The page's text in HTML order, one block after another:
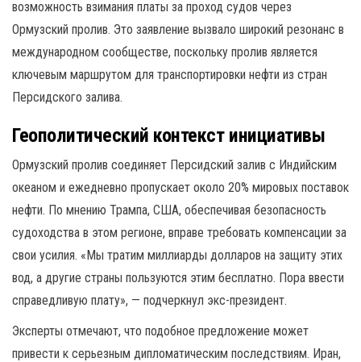
возможность взимания платы за проход судов через
Ормузский пролив. Это заявление вызвало широкий резонанс в
международном сообществе, поскольку пролив является
ключевым маршрутом для транспортировки нефти из стран
Персидского залива.
Геополитический контекст инициативы
Ормузский пролив соединяет Персидский залив с Индийским
океаном и ежедневно пропускает около 20% мировых поставок
нефти. По мнению Трампа, США, обеспечивая безопасность
судоходства в этом регионе, вправе требовать компенсации за
свои усилия. «Мы тратим миллиарды долларов на защиту этих
вод, а другие страны пользуются этим бесплатно. Пора ввести
справедливую плату», — подчеркнул экс-президент.
Эксперты отмечают, что подобное предложение может
привести к серьезным дипломатическим последствиям. Иран,